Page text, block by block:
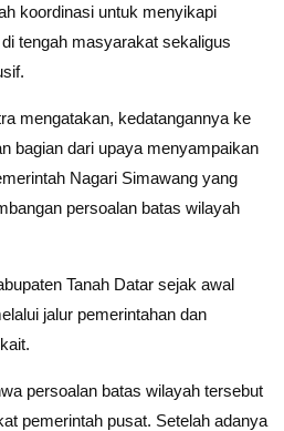
koordinasi untuk menyikapi
tengah masyarakat sekaligus
mengatakan, kedatangannya ke
bagian dari upaya menyampaikan
Nagari Simawang yang
persoalan batas wilayah
Tanah Datar sejak awal
jalur pemerintahan dan
persoalan batas wilayah tersebut
pemerintah pusat. Setelah adanya